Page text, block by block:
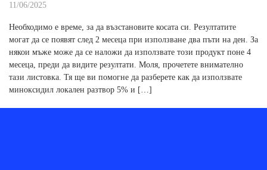
11/06/2025
Необходимо е време, за да възстановите косата си. Резултатите
могат да се появят след 2 месеца при използване два пъти на ден. За
някои мъже може да се наложи да използвате този продукт поне 4
месеца, преди да видите резултати. Моля, прочетете внимателно
тази листовка. Тя ще ви помогне да разберете как да използвате
миноксидил локален разтвор 5% и […]